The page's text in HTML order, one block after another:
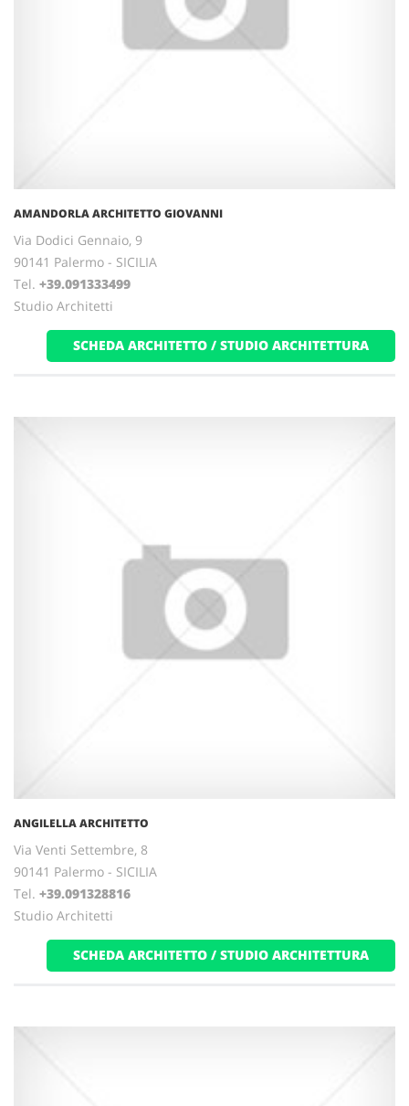
AMANDORLA ARCHITETTO GIOVANNI
Via Dodici Gennaio, 9
90141 Palermo - SICILIA
Tel. +39.091333499
Studio Architetti
SCHEDA ARCHITETTO / STUDIO ARCHITETTURA
ANGILELLA ARCHITETTO
Via Venti Settembre, 8
90141 Palermo - SICILIA
Tel. +39.091328816
Studio Architetti
SCHEDA ARCHITETTO / STUDIO ARCHITETTURA